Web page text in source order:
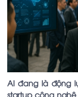
AI đang là động
startup công